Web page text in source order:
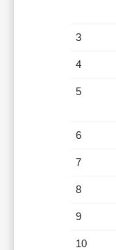
3
4
5
6
7
8
9
10